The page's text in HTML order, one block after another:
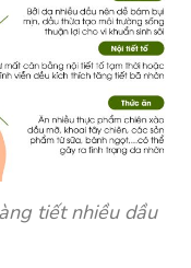
tiết nhiều dầu